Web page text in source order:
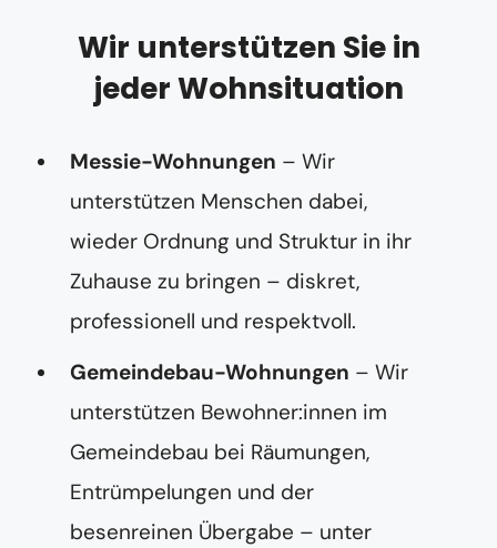
h
Wir unterstützen Sie in
jeder Wohnsituation
Messie-Wohnungen – Wir
unterstützen Menschen dabei,
wieder Ordnung und Struktur in ihr
Zuhause zu bringen – diskret,
professionell und respektvoll.
Gemeindebau-Wohnungen – Wir
unterstützen Bewohner:innen im
Gemeindebau bei Räumungen,
Entrümpelungen und der
besenreinen Übergabe – unter